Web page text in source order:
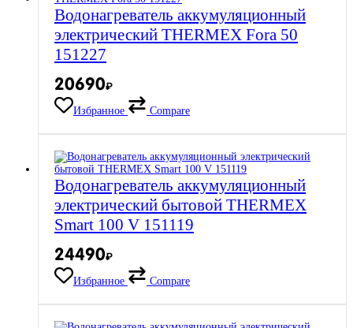
Водонагреватель аккумуляционный
электрический THERMEX Fora 50
151227
20690₽
Избранное Compare
Водонагреватель аккумуляционный
электрический бытовой THERMEX
Smart 100 V 151119
24490₽
Избранное Compare